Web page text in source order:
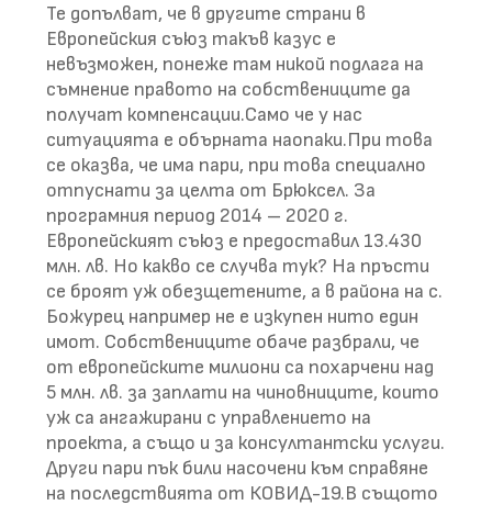
Те допълват, че в другите страни в
Европейския съюз такъв казус е
невъзможен, понеже там никой подлага на
съмнение правото на собствениците да
получат компенсации.Само че у нас
ситуацията е обърната наопаки.При това
се оказва, че има пари, при това специално
отпуснати за целта от Брюксел. За
програмния период 2014 – 2020 г.
Европейският съюз е предоставил 13.430
млн. лв. Но какво се случва тук? На пръсти
се броят уж обезщетените, а в района на с.
Божурец например не е изкупен нито един
имот. Собствениците обаче разбрали, че
от европейските милиони са похарчени над
5 млн. лв. за заплати на чиновниците, които
уж са ангажирани с управлението на
проекта, а също и за консултантски услуги.
Други пари пък били насочени към справяне
на последствията от КОВИД-19.В същото